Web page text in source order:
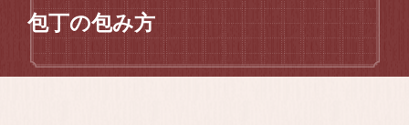
包丁の包み方